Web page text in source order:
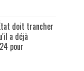
doit trancher
a déjà
pour